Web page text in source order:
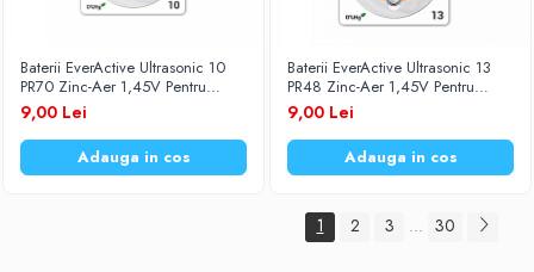
Baterii EverActive Ultrasonic 10
PR70 Zinc-Aer 1,45V Pentru
Aparate Auditive Set 6 Baterii
9,00 Lei
Adauga in cos
Baterii EverActive Ultrasonic 13
PR48 Zinc-Aer 1,45V Pentru
Aparate Auditive Set 6 Baterii
9,00 Lei
Adauga in cos
1 2 3 ... 30